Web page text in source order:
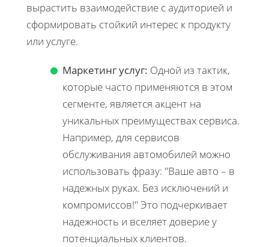
вырастить взаимодействие с аудиторией и
сформировать стойкий интерес к продукту
или услуге.
Маркетинг услуг: Одной из тактик,
которые часто применяются в этом
сегменте, является акцент на
уникальных преимуществах сервиса.
Например, для сервисов
обслуживания автомобилей можно
использовать фразу: "Ваше авто – в
надежных руках. Без исключений и
компромиссов!" Это подчеркивает
надежность и вселяет доверие у
потенциальных клиентов.